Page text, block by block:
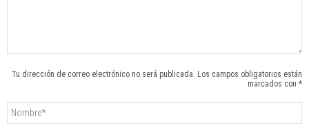
Tu dirección de correo electrónico no será publicada. Los campos obligatorios están
marcados con *